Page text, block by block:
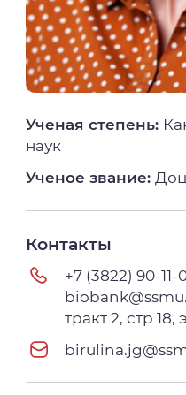
Ученая степень:
наук
Ученое звание:
Контакты
+7 (3822) 90-11-
тракт 2, стр 18,